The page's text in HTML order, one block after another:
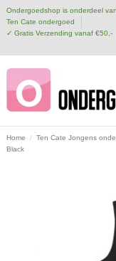
Ondergoedshop is onderdeel
Ten Cate ondergoed
✓ Gratis Verzending vanaf €50,-
Home Ten Cate Jongens
Black